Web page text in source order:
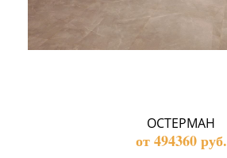
ОСТЕРМАН
от 494360 руб.